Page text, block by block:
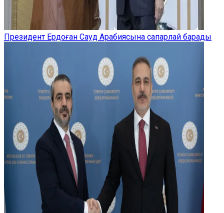
Президент Ердоған Сауд Арабиясына сапарлай барады